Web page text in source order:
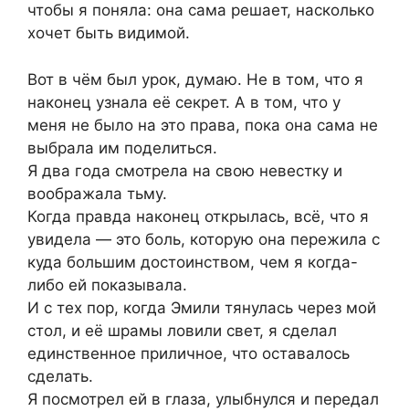
чтобы я поняла: она сама решает, насколько
хочет быть видимой.
Вот в чём был урок, думаю. Не в том, что я
наконец узнала её секрет. А в том, что у
меня не было на это права, пока она сама не
выбрала им поделиться.
Я два года смотрела на свою невестку и
воображала тьму.
Когда правда наконец открылась, всё, что я
увидела — это боль, которую она пережила с
куда большим достоинством, чем я когда-
либо ей показывала.
И с тех пор, когда Эмили тянулась через мой
стол, и её шрамы ловили свет, я сделал
единственное приличное, что оставалось
сделать.
Я посмотрел ей в глаза, улыбнулся и передал